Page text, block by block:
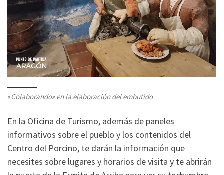
«Colaborando» en la elaboración del embutido
En la Oficina de Turismo, además de paneles
informativos sobre el pueblo y los contenidos del
Centro del Porcino, te darán la información que
necesites sobre lugares y horarios de visita y te abrirán